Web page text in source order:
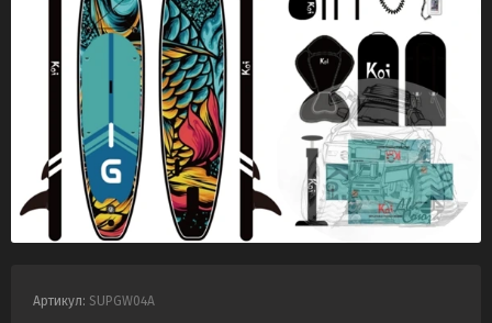
Артикул: SUPGW04A